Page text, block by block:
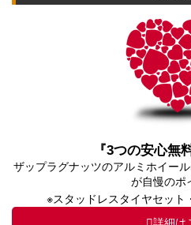
『3つの安心無
ザップラグナッツのアルミホイー
が自慢のポ
※スタッドレスタイヤセット